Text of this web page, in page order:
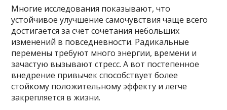
Многие исследования показывают, что
устойчивое улучшение самочувствия чаще всего
достигается за счет сочетания небольших
изменений в повседневности. Радикальные
перемены требуют много энергии, времени и
зачастую вызывают стресс. А вот постепенное
внедрение привычек способствует более
стойкому положительному эффекту и легче
закрепляется в жизни.